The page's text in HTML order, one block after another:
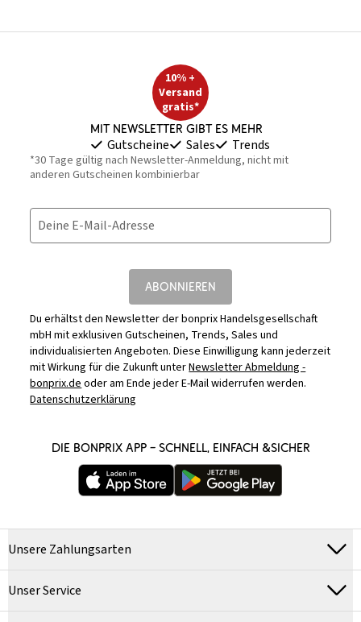
10% +
Versand
gratis*
Mit Newsletter gibt es mehr
Gutscheine Sales Trends
*30 Tage gültig nach Newsletter-Anmeldung, nicht mit
anderen Gutscheinen kombinierbar
Deine E-Mail-Adresse
ABONNIEREN
Du erhältst den Newsletter der bonprix Handelsgesellschaft
mbH mit exklusiven Gutscheinen, Trends, Sales und
individualisierten Angeboten. Diese Einwilligung kann jederzeit
mit Wirkung für die Zukunft unterNewsletter Abmeldung -
bonprix.deoder am Ende jeder E-Mail widerrufen werden.
Datenschutzerklärung
DIE BONPRIX APP – SCHNELL, EINFACH &SICHER
Unsere Zahlungsarten
Unser Service